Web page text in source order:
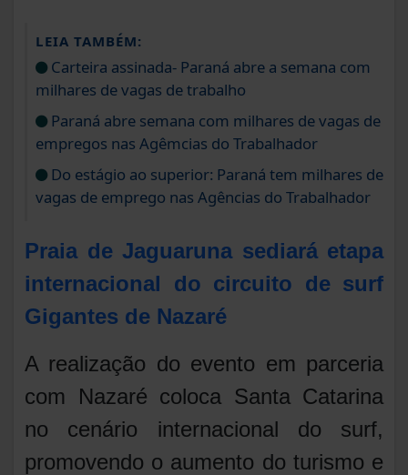
LEIA TAMBÉM:
Carteira assinada- Paraná abre a semana com
milhares de vagas de trabalho
Paraná abre semana com milhares de vagas de
empregos nas Agêmcias do Trabalhador
Do estágio ao superior: Paraná tem milhares de
vagas de emprego nas Agências do Trabalhador
Praia de Jaguaruna sediará etapa
internacional do circuito de surf
Gigantes de Nazaré
A realização do evento em parceria
com Nazaré coloca Santa Catarina
no cenário internacional do surf,
promovendo o aumento do turismo e